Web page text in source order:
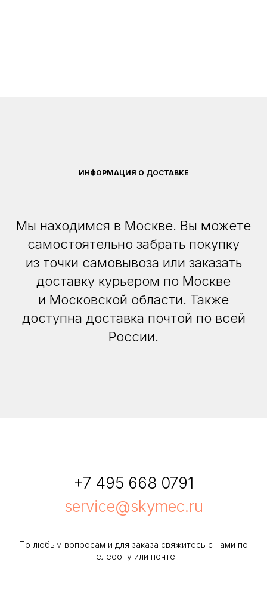
ИНФОРМАЦИЯ О ДОСТАВКЕ
Мы находимся в Москве. Вы можете
самостоятельно забрать покупку
из точки самовывоза или заказать
доставку курьером по Москве
и Московской области. Также
доступна доставка почтой по всей
России.
+7 495 668 0791
service@skymec.ru
По любым вопросам и для заказа свяжитесь с нами по
телефону или почте